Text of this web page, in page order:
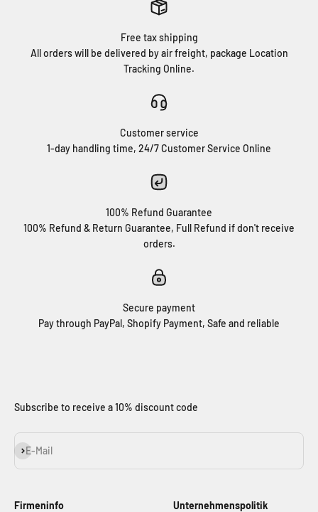
Free tax shipping
All orders will be delivered by air freight, package Location
Tracking Online.
Customer service
1-day handling time, 24/7 Customer Service Online
100% Refund Guarantee
100% Refund & Return Guarantee, Full Refund if don't receive
orders.
Secure payment
Pay through PayPal, Shopify Payment, Safe and reliable
Subscribe to receive a 10% discount code
E-Mail
Abonnieren
Firmeninfo Unternehmenspolitik